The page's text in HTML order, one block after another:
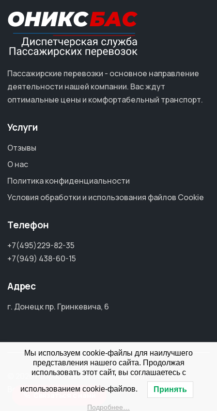
Пассажирские перевозки - основное направление
деятельности нашей компании. Вас ждут
оптимальные цены и комфортабельный транспорт.
Услуги
Отзывы
О нас
Политика конфиденциальности
Условия обработки и использования файлов Cookie
Телефон
+7(495)229-82-35
+7(949) 438-60-15
Адрес
г. Донецк пр. Гринкевича, 6
© 2026 Разработано Codeweber.com
Все права защищены
Мы используем cookie-файлы для наилучшего
представления нашего сайта. Продолжая
использовать этот сайт, вы соглашаетесь с
использованием cookie-файлов. Принять
Подробнее…